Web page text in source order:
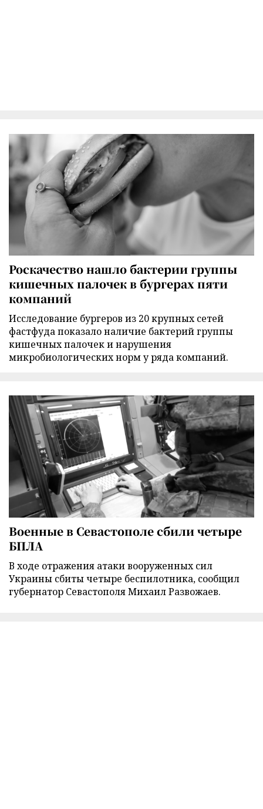
Роскачество нашло бактерии группы
кишечных палочек в бургерах пяти
компаний
Исследование бургеров из 20 крупных сетей
фастфуда показало наличие бактерий группы
кишечных палочек и нарушения
микробиологических норм у ряда компаний.
Военные в Севастополе сбили четыре
БПЛА
В ходе отражения атаки вооруженных сил
Украины сбиты четыре беспилотника, сообщил
губернатор Севастополя Михаил Развожаев.